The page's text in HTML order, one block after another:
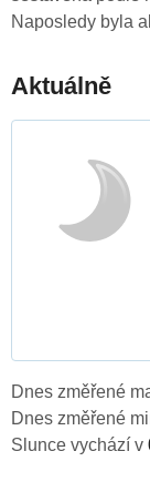
Naposledy byla
Aktuálně
Dnes změřené
Dnes změřené
Slunce vychází v